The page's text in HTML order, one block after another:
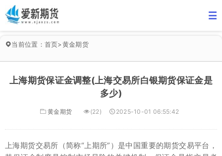
当前位置： 首页>黄金期货
上海期货保证金调整(上海交易所白银期货保证金是
多少)
黄金期货 (22) 2025-10-01 06:55:42
上海期货交易所（简称“上期所”）是中国重要的期货交易平台，